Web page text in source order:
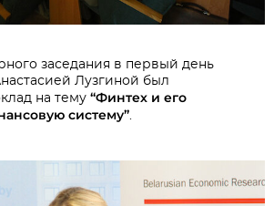
заседания в первый день
Лузгиной был
на тему “Финтех и его
систему”